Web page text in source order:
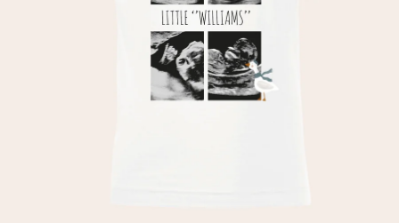
Biglietto d'auguri gratuito
Realizza qualcosa di unico in pochi passi – con il suo nome,
una tua foto o un messaggio che tocchi il cuore. Nessuna
complicazione, solo tanto amore per il momento perfetto.